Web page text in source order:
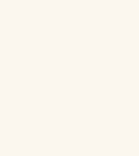
In puncto Aromatik
florale Nuancen,
aromatische
während Mandel
Muskat runden das
klassischer
Rauchvergnügen zu
Lautstärke, sondern